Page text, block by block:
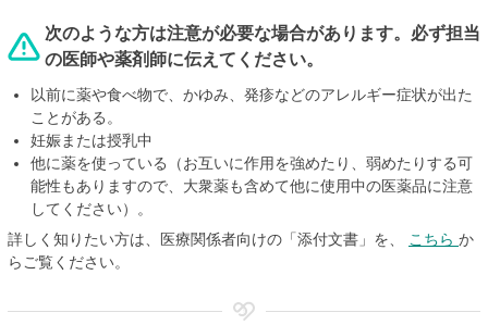
次のような方は注意が必要な場合があります。必ず担当
の医師や薬剤師に伝えてください。
以前に薬や食べ物で、かゆみ、発疹などのアレルギー症状が出た
ことがある。
妊娠または授乳中
他に薬を使っている（お互いに作用を強めたり、弱めたりする可
能性もありますので、大衆薬も含めて他に使用中の医薬品に注意
してください）。
詳しく知りたい方は、医療関係者向けの「添付文書」を、
こちら か
らご覧ください。